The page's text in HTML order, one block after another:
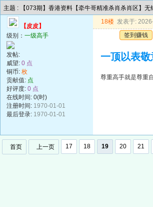
主题 : 【073期】香港资料【牵牛哥精准杀肖杀肖区】无
【皮皮】
级别： 一级高手
发帖:
威望: 0 点
铜币: 枚
贡献值: 点
好评度: 0 点
在线时间: 0(时)
注册时间: 1970-01-01
最后登录: 1970-01-01
18楼 发表于:
签到赚钱
一顶以表
尊重高手就是尊重
首页 上一页 17 18 19 20 21